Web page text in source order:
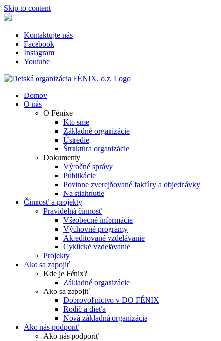
Skip to content
Kontaktujte nás
Facebook
Instagram
Youtube
Domov
O nás
O Fénixe
Kto sme
Základné organizácie
Ústredie
Štruktúra organizácie
Dokumenty
Výročné správy
Publikácie
Povinne zverejňované faktúry a objednávky
Na stiahnutie
Činnosť a projekty
Pravidelná činnosť
Všeobecné informácie
Výchovné programy
Akreditované vzdelávanie
Cyklické vzdelávanie
Projekty
Ako sa zapojiť
Kde je Fénix?
Základné organizácie
Ako sa zapojiť
Dobrovoľníctvo v DO FÉNIX
Rodič a dieťa
Nová základná organizácia
Ako nás podporiť
Ako nás podporiť